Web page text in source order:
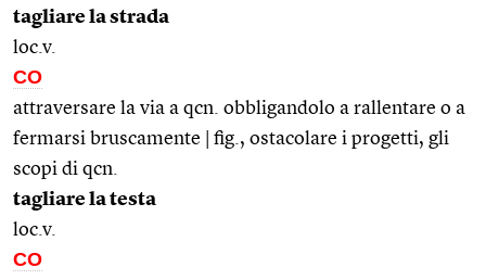
tagliare la strada
loc.v.
CO
attraversare la via a qcn. obbligandolo a rallentare o a
fermarsi bruscamente | fig., ostacolare i progetti, gli
scopi di qcn.
tagliare la testa
loc.v.
CO